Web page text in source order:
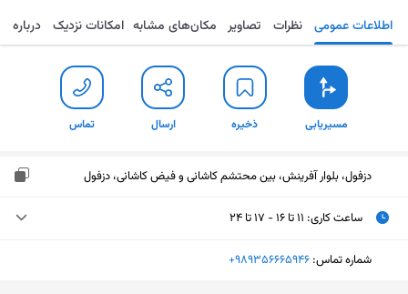
مسیریابی ذخیره ارسال تماس اطلاعات عمومی نظرات تصاویر مکان‌های مشابه امکانات نزدیک درباره
مسیریابی ذخیره ارسال تماس
دزفول، بلوار آفرینش، بین محتشم کاشانی و فیض کاشانی، دزفول
ساعت کاری: ۱۱ تا ۱۶ - ۱۷ تا ۲۴
دوشنبه (امروز)
شماره تماس: ‎+989356665946